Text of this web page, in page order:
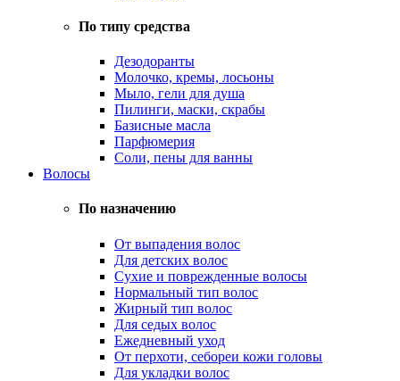
По типу средства
Дезодоранты
Молочко, кремы, лосьоны
Мыло, гели для душа
Пилинги, маски, скрабы
Базисные масла
Парфюмерия
Соли, пены для ванны
Волосы
По назначению
От выпадения волос
Для детских волос
Сухие и поврежденные волосы
Нормальный тип волос
Жирный тип волос
Для седых волос
Ежедневный уход
От перхоти, себореи кожи головы
Для укладки волос